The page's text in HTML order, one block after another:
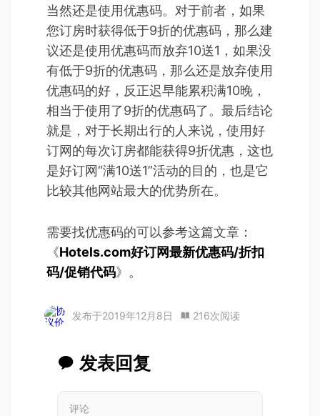
当然还是使用优惠码。对于前者，如果
您订房时获得低于9折的优惠码，那么建
议还是使用优惠码而放弃10送1，如果没
有低于9折的优惠码，那么还是放弃使用
优惠码的好，反正迟早能累积满10晚，
相当于使用了9折的优惠码了。最后结论
就是，对于长期出行的人来说，使用好
订网的每次订房都能获得9折优惠，这也
是好订网“满10送1”活动的目的，也是它
比较其他网站最大的优势所在。
需要找优惠码的可以参考这篇文章：
《Hotels.com好订网最新优惠码/折扣
码/促销代码》。
发布于2019年12月8日 216次阅读
发表回复